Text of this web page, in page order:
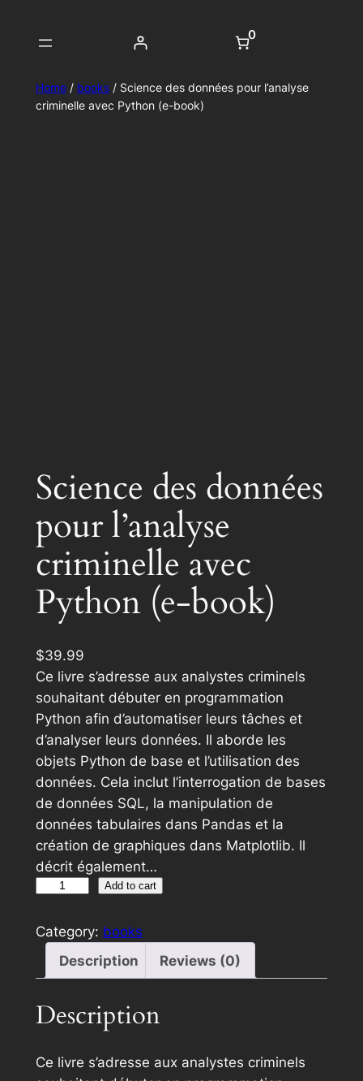
0
Home/ books/ Science des données pour l’analyse
criminelle avec Python (e-book)
Science des données
pour l’analyse
criminelle avec
Python (e-book)
$39.99
Ce livre s’adresse aux analystes criminels
souhaitant débuter en programmation
Python afin d’automatiser leurs tâches et
d’analyser leurs données. Il aborde les
objets Python de base et l’utilisation des
données. Cela inclut l’interrogation de bases
de données SQL, la manipulation de
données tabulaires dans Pandas et la
création de graphiques dans Matplotlib. Il
décrit également…
i
e
e
s
Add to cart
Category: books
Description
Reviews (0)
Description
Ce livre s’adresse aux analystes criminels